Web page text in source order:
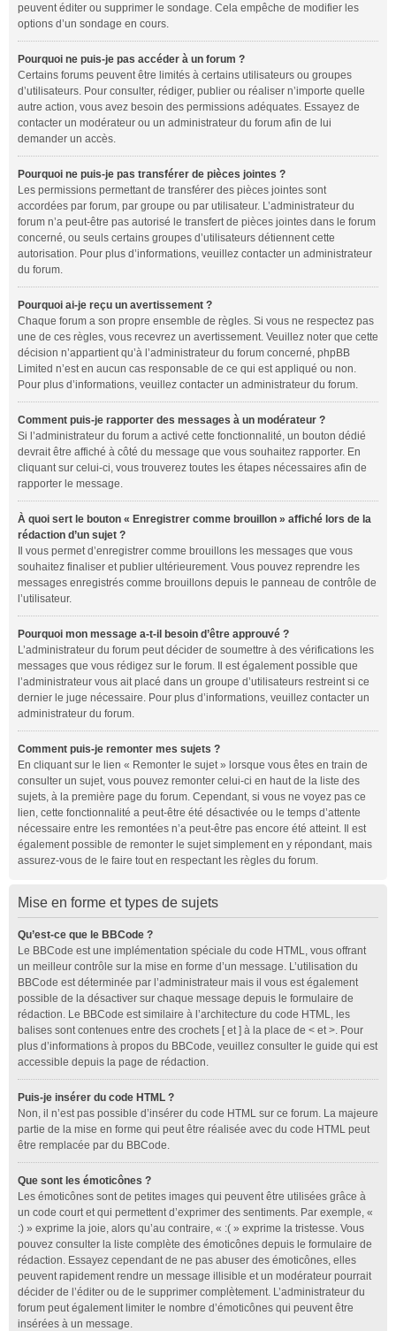
peuvent éditer ou supprimer le sondage. Cela empêche de modifier les
options d’un sondage en cours.
Pourquoi ne puis-je pas accéder à un forum ?
Certains forums peuvent être limités à certains utilisateurs ou groupes
d’utilisateurs. Pour consulter, rédiger, publier ou réaliser n’importe quelle
autre action, vous avez besoin des permissions adéquates. Essayez de
contacter un modérateur ou un administrateur du forum afin de lui
demander un accès.
Pourquoi ne puis-je pas transférer de pièces jointes ?
Les permissions permettant de transférer des pièces jointes sont
accordées par forum, par groupe ou par utilisateur. L’administrateur du
forum n’a peut-être pas autorisé le transfert de pièces jointes dans le forum
concerné, ou seuls certains groupes d’utilisateurs détiennent cette
autorisation. Pour plus d’informations, veuillez contacter un administrateur
du forum.
Pourquoi ai-je reçu un avertissement ?
Chaque forum a son propre ensemble de règles. Si vous ne respectez pas
une de ces règles, vous recevrez un avertissement. Veuillez noter que cette
décision n’appartient qu’à l’administrateur du forum concerné, phpBB
Limited n’est en aucun cas responsable de ce qui est appliqué ou non.
Pour plus d’informations, veuillez contacter un administrateur du forum.
Comment puis-je rapporter des messages à un modérateur ?
Si l’administrateur du forum a activé cette fonctionnalité, un bouton dédié
devrait être affiché à côté du message que vous souhaitez rapporter. En
cliquant sur celui-ci, vous trouverez toutes les étapes nécessaires afin de
rapporter le message.
À quoi sert le bouton « Enregistrer comme brouillon » affiché lors de la
rédaction d’un sujet ?
Il vous permet d’enregistrer comme brouillons les messages que vous
souhaitez finaliser et publier ultérieurement. Vous pouvez reprendre les
messages enregistrés comme brouillons depuis le panneau de contrôle de
l’utilisateur.
Pourquoi mon message a-t-il besoin d’être approuvé ?
L’administrateur du forum peut décider de soumettre à des vérifications les
messages que vous rédigez sur le forum. Il est également possible que
l’administrateur vous ait placé dans un groupe d’utilisateurs restreint si ce
dernier le juge nécessaire. Pour plus d’informations, veuillez contacter un
administrateur du forum.
Comment puis-je remonter mes sujets ?
En cliquant sur le lien « Remonter le sujet » lorsque vous êtes en train de
consulter un sujet, vous pouvez remonter celui-ci en haut de la liste des
sujets, à la première page du forum. Cependant, si vous ne voyez pas ce
lien, cette fonctionnalité a peut-être été désactivée ou le temps d’attente
nécessaire entre les remontées n’a peut-être pas encore été atteint. Il est
également possible de remonter le sujet simplement en y répondant, mais
assurez-vous de le faire tout en respectant les règles du forum.
Mise en forme et types de sujets
Qu’est-ce que le BBCode ?
Le BBCode est une implémentation spéciale du code HTML, vous offrant
un meilleur contrôle sur la mise en forme d’un message. L’utilisation du
BBCode est déterminée par l’administrateur mais il vous est également
possible de la désactiver sur chaque message depuis le formulaire de
rédaction. Le BBCode est similaire à l’architecture du code HTML, les
balises sont contenues entre des crochets [ et ] à la place de < et >. Pour
plus d’informations à propos du BBCode, veuillez consulter le guide qui est
accessible depuis la page de rédaction.
Puis-je insérer du code HTML ?
Non, il n’est pas possible d’insérer du code HTML sur ce forum. La majeure
partie de la mise en forme qui peut être réalisée avec du code HTML peut
être remplacée par du BBCode.
Que sont les émoticônes ?
Les émoticônes sont de petites images qui peuvent être utilisées grâce à
un code court et qui permettent d’exprimer des sentiments. Par exemple, «
:) » exprime la joie, alors qu’au contraire, « :( » exprime la tristesse. Vous
pouvez consulter la liste complète des émoticônes depuis le formulaire de
rédaction. Essayez cependant de ne pas abuser des émoticônes, elles
peuvent rapidement rendre un message illisible et un modérateur pourrait
décider de l’éditer ou de le supprimer complètement. L’administrateur du
forum peut également limiter le nombre d’émoticônes qui peuvent être
insérées à un message.